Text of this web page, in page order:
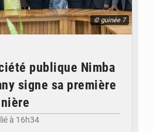
© guinée 7
publique Nimba
signe sa première
à 16h34